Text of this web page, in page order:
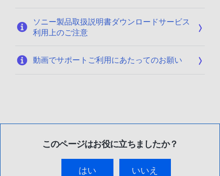
ソニー製品取扱説明書ダウンロードサービス
利用上のご注意
動画でサポートご利用にあたってのお願い
このページはお役に立ちましたか？
はい いいえ